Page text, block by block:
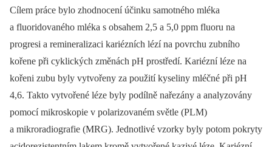
Cílem práce bylo zhodnocení účinku samotného mléka
a fluoridovaného mléka s obsahem 2,5 a 5,0 ppm fluoru na
progresi a remineralizaci kariézních lézí na povrchu zubního
kořene při cyklických změnách pH prostředí. Kariézní léze na
kořeni zubu byly vytvořeny za použití kyseliny mléčné při pH
4,6. Takto vytvořené léze byly podílně nařezány a analyzovány
pomocí mikroskopie v polarizovaném světle (PLM)
a mikroradiografie (MRG). Jednotlivé vzorky byly potom pokryty